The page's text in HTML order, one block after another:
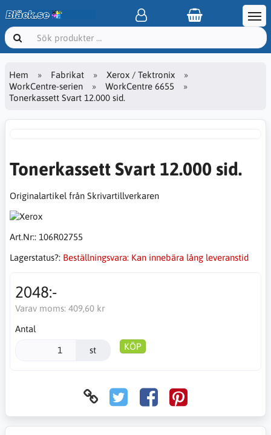
Hem Fabrikat
Xerox / Tektronix
WorkCentre-serien
WorkCentre 6655
Tonerkassett Svart 12.000 sid.
Tonerkassett Svart 12.000 sid.
Originalartikel från Skrivartillverkaren
Art.Nr:: 106R02755
Lagerstatus?: Beställningsvara: Kan innebära lång leveranstid
2048:-
Varav moms: 409,60 kr
Antal
st KÖP